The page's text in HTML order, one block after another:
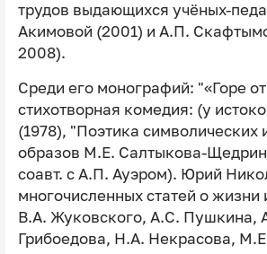
трудов выдающихся учёных-
Акимовой (2001) и А.П.
2008).
Среди его монографий: "«Горе
стихотворная комедия: (у
(1978), "Поэтика символических
образов М.Е. Салтыкова-
соавт. с А.П. Ауэром). Юрий
многочисленных статей о жизни
В.А. Жуковского, А.С. Пушкина,
Грибоедова, Н.А. Некрасова,